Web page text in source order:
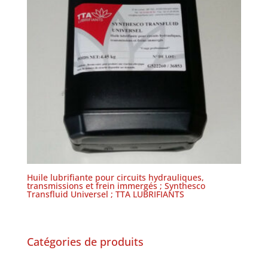
Huile lubrifiante pour circuits hydrauliques,
transmissions et frein immergés ; Synthesco
Transfluid Universel ; TTA LUBRIFIANTS
Catégories de produits